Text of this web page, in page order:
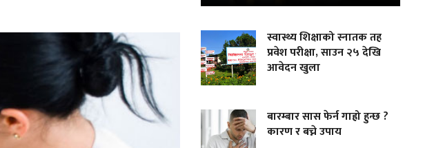
स्वास्थ्य शिक्षाको स्नातक तह
प्रवेश परीक्षा, साउन २५ देखि
आवेदन खुला
बारम्बार सास फेर्न गाह्रो हुन्छ ?
कारण र बच्ने उपाय